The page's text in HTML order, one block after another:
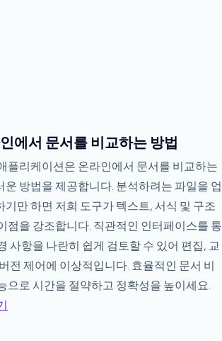
에서 문서를 비교하는 방법
플리케이션은 온라인에서 문서를 비교하는
운 방법을 제공합니다. 분석하려는 파일을 업
기만 하면 저희 도구가 텍스트, 서식 및 구조
점을 강조합니다. 직관적인 인터페이스를 통
사항을 나란히 쉽게 검토할 수 있어 편집, 교
전 제어에 이상적입니다. 효율적인 문서 비
으로 시간을 절약하고 정확성을 높이세요.